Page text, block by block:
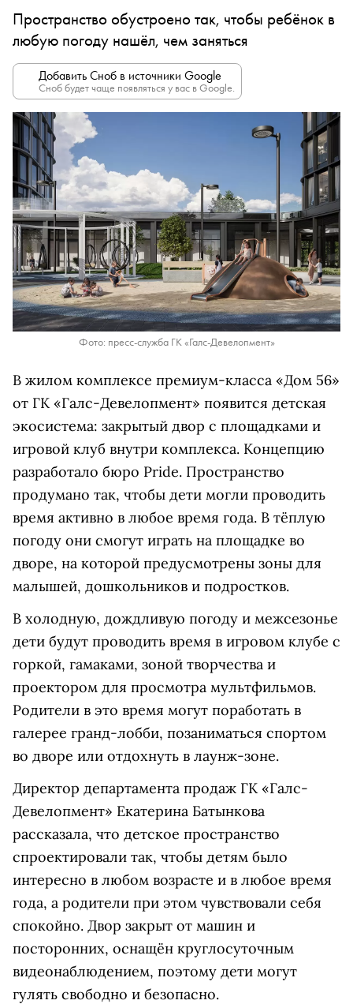
Пространство обустроено так, чтобы ребёнок в
любую погоду нашёл, чем заняться
Добавить Сноб в источники Google
Сноб будет чаще появляться у вас в Google.
Фото: пресс-служба ГК «Галс-Девелопмент»
В жилом комплексе премиум-класса «Дом 56»
от ГК «Галс-Девелопмент» появится детская
экосистема: закрытый двор с площадками и
игровой клуб внутри комплекса. Концепцию
разработало бюро Pride. Пространство
продумано так, чтобы дети могли проводить
время активно в любое время года. В тёплую
погоду они смогут играть на площадке во
дворе, на которой предусмотрены зоны для
малышей, дошкольников и подростков.
В холодную, дождливую погоду и межсезонье
дети будут проводить время в игровом клубе с
горкой, гамаками, зоной творчества и
проектором для просмотра мультфильмов.
Родители в это время могут поработать в
галерее гранд-лобби, позаниматься спортом
во дворе или отдохнуть в лаунж-зоне.
Директор департамента продаж ГК «Галс-
Девелопмент» Екатерина Батынкова
рассказала, что детское пространство
спроектировали так, чтобы детям было
интересно в любом возрасте и в любое время
года, а родители при этом чувствовали себя
спокойно. Двор закрыт от машин и
посторонних, оснащён круглосуточным
видеонаблюдением, поэтому дети могут
гулять свободно и безопасно.